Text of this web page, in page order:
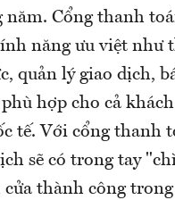
Cổng thanh
năng ưu việt như
quản lý giao dịch,
hợp cho cả
tế. Với cổng thanh
sẽ có trong tay
cửa thành công